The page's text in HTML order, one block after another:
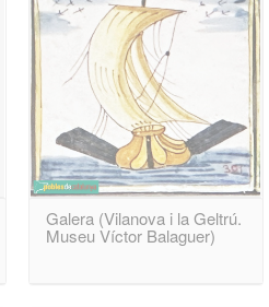
Galera (Vilanova i la Geltrú.
Museu Víctor Balaguer)